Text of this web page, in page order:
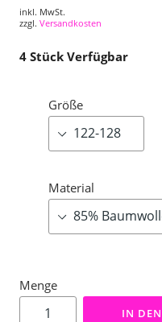
inkl. MwSt.
zzgl. Versandkosten
4 Stück Verfügbar
Größe
Material
Menge
IN